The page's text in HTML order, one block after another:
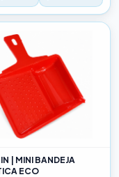
| MINI BANDEJA
ECO